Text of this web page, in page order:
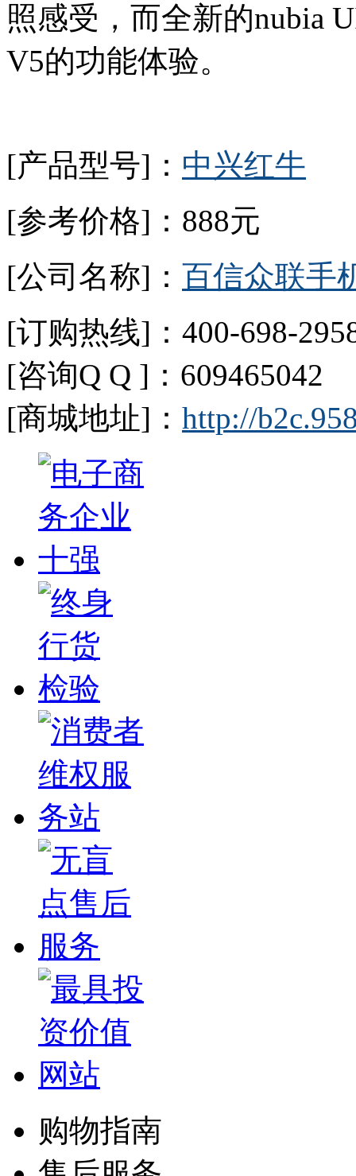
照感受，而全新的nubia
V5的功能体验。
[产品型号]： 中兴红牛
[参考价格]：888元
[公司名称]： 百信众联手
[订购热线]：400-698-
[咨询Q Q ]：
[商城地址]： http://
购物指南